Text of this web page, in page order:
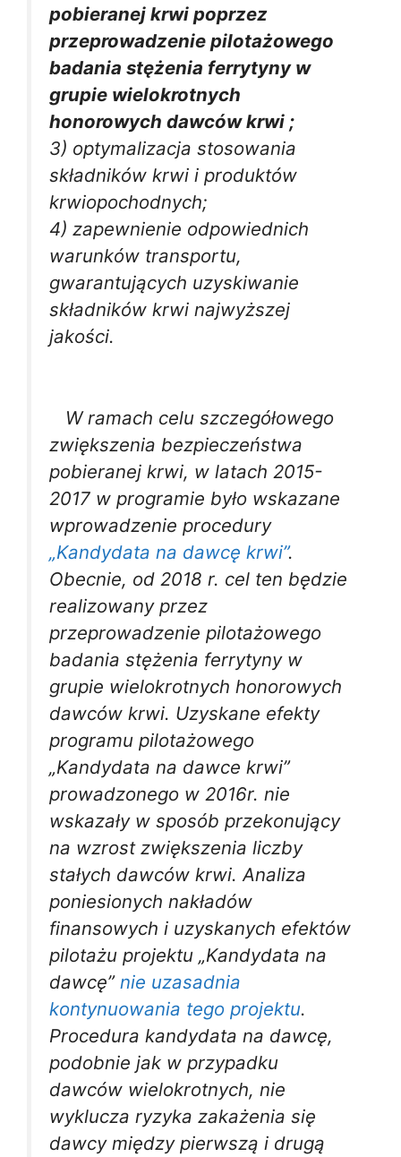
pobieranej krwi poprzez
przeprowadzenie pilotażowego
badania stężenia ferrytyny w
grupie wielokrotnych
honorowych dawców krwi ;
3) optymalizacja stosowania
składników krwi i produktów
krwiopochodnych;
4) zapewnienie odpowiednich
warunków transportu,
gwarantujących uzyskiwanie
składników krwi najwyższej
jakości.
W ramach celu szczegółowego
zwiększenia bezpieczeństwa
pobieranej krwi, w latach 2015-
2017 w programie było wskazane
wprowadzenie procedury
„Kandydata na dawcę krwi”.
Obecnie, od 2018 r. cel ten będzie
realizowany przez
przeprowadzenie pilotażowego
badania stężenia ferrytyny w
grupie wielokrotnych honorowych
dawców krwi. Uzyskane efekty
programu pilotażowego
„Kandydata na dawce krwi”
prowadzonego w 2016r. nie
wskazały w sposób przekonujący
na wzrost zwiększenia liczby
stałych dawców krwi. Analiza
poniesionych nakładów
finansowych i uzyskanych efektów
pilotażu projektu „Kandydata na
dawcę” nie uzasadnia
kontynuowania tego projektu.
Procedura kandydata na dawcę,
podobnie jak w przypadku
dawców wielokrotnych, nie
wyklucza ryzyka zakażenia się
dawcy między pierwszą i drugą